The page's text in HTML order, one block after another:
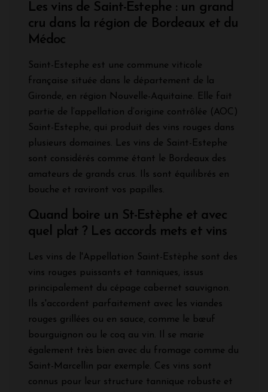
Les vins de Saint-Estephe : un grand
cru dans la région de Bordeaux et du
Médoc
Saint-Estephe est une commune viticole
française située dans le département de la
Gironde, en région Nouvelle-Aquitaine. Elle fait
partie de l’appellation d’origine contrôlée (AOC)
Saint-Estephe, qui produit des vins rouges dans
plusieurs domaines. Les vins de Saint-Estephe
sont considérés comme étant le Bordeaux des
amateurs de grands crus. Ils sont équilibrés en
bouche et raviront vos papilles.
Quand boire un St-Estèphe et avec
quel plat ? Les accords mets et vins
Les vins de l'Appellation Saint-Estèphe sont des
vins rouges puissants et tanniques, issus
principalement du cépage cabernet sauvignon.
Ils s'accordent parfaitement avec les viandes
rouges grillées ou en sauce, comme le bœuf
bourguignon ou le coq au vin. Il se marie
également très bien avec du fromage comme du
Saint-Marcellin par exemple. Ces vins sont
connus pour leur structure tannique robuste et